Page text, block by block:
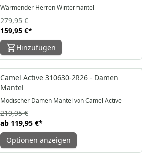
Wärmender Herren Wintermantel
159,95 €*
279,95 €
Hinzufügen
-45%
Camel Active 310630-2R26 - Damen
Mantel
Modischer Damen Mantel von Camel Active
ab 119,95 €*
219,95 €
Optionen anzeigen